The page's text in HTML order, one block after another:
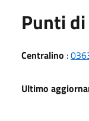
Punti
Centralino :
Ultimo